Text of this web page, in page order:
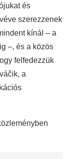
és
szerezzenek
kínál – a
–, és a közös
felfedezzük
a